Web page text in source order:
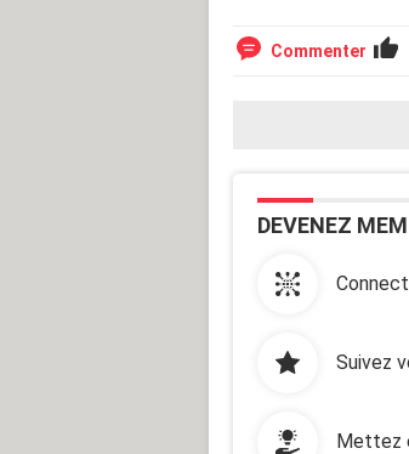
Commenter
DEVENEZ
Suivez
Mettez